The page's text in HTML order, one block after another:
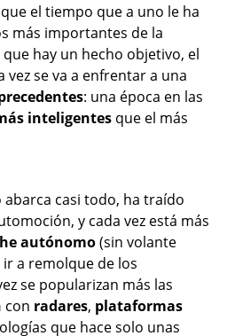
el tiempo que a uno le ha
más importantes de la
hay un hecho objetivo, el
se va a enfrentar a una
: una época en las
inteligentes que el más
abarca casi todo, ha traído
y cada vez está más
autónomo(sin volante
ir a remolque de los
se popularizan más las
con radares, plataformas
que hace solo unas